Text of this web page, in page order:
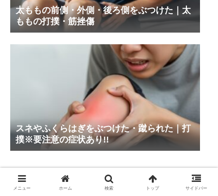
太ももの前側・外側・後ろ側をぶつけた｜太
ももの打撲・筋挫傷
スネやふくらはぎをぶつけた・蹴られた｜打
撲※要注意の症状あり!!
カテゴリー
メニュー ホーム 検索 トップ サイドバー